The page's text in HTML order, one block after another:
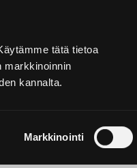
tätä tietoa
markkinoinnin
kannalta.
Markkinointi